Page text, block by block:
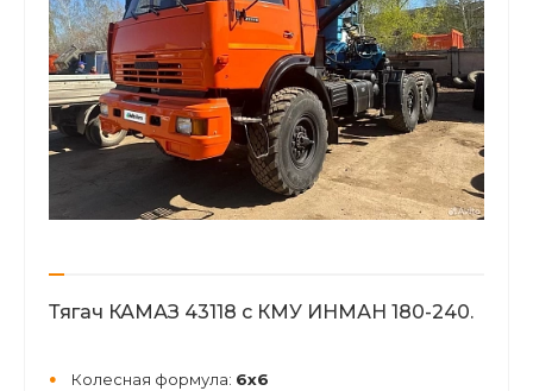
Тягач КАМАЗ 43118 с КМУ ИНМАН 180-240.
Колесная формула: 6х6